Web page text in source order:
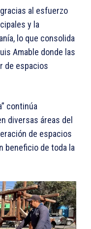
al esfuerzo
y la
lo que consolida
Amable donde las
de espacios
continúa
diversas áreas del
de espacios
beneficio de toda la